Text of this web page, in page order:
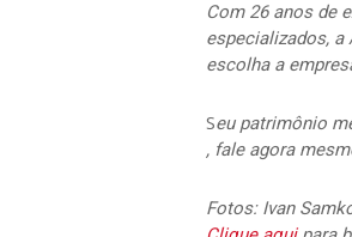
Com 26 anos de
especializados, a
escolha a
Seu patrimônio
, fale agora
Fotos: Ivan